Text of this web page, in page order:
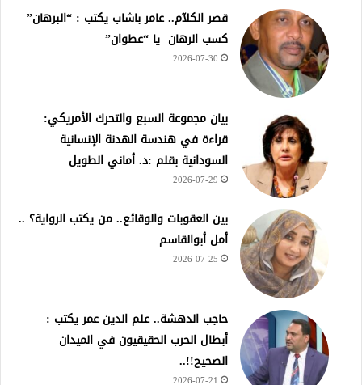
قصر الكلآم.. عامر باشاب يكتب : “البرهان”
كسب الرهان يا “عطوان”
2026-07-30
بيان مجموعة السبع والتحرك الأمريكي:
قراءة في هندسة الهدنة الإنسانية
السودانية بقلم :د. أماني الطويل
2026-07-29
بين العقوبات والوقائع.. من يكتب الرواية؟ ..
أمل أبوالقاسم
2026-07-25
حاجب الدهشة.. علم الدين عمر يكتب :
أبطال الحرب الحقيقيون في الميدان
الصحيح!!..
2026-07-21